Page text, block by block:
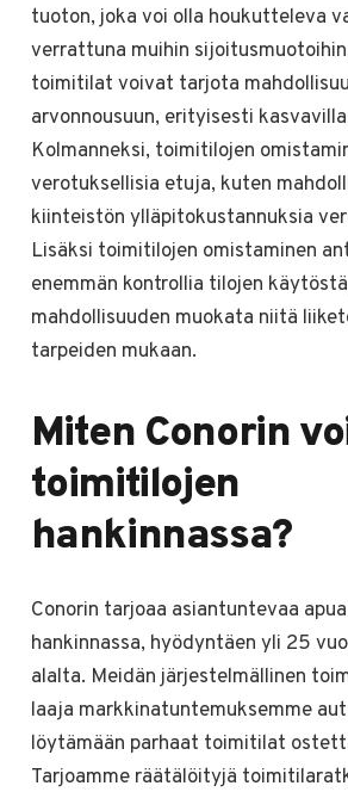
tuoton, joka voi olla houkutteleva
verrattuna muihin
toimitilat voivat tarjota
arvonnousuun, erityisesti
Kolmanneksi, toimitilojen
verotuksellisia etuja, kuten
kiinteistön ylläpitokustannuksia
Lisäksi toimitilojen omistaminen
enemmän kontrollia tilojen
mahdollisuuden muokata niitä
tarpeiden mukaan.
Miten Conorin
toimitilojen
hankinnassa?
Conorin tarjoaa asiantuntevaa
hankinnassa, hyödyntäen yli 25
alalta. Meidän järjestelmällinen
laaja markkinatuntemuksemme
löytämään parhaat toimitilat
Tarjoamme räätälöityjä